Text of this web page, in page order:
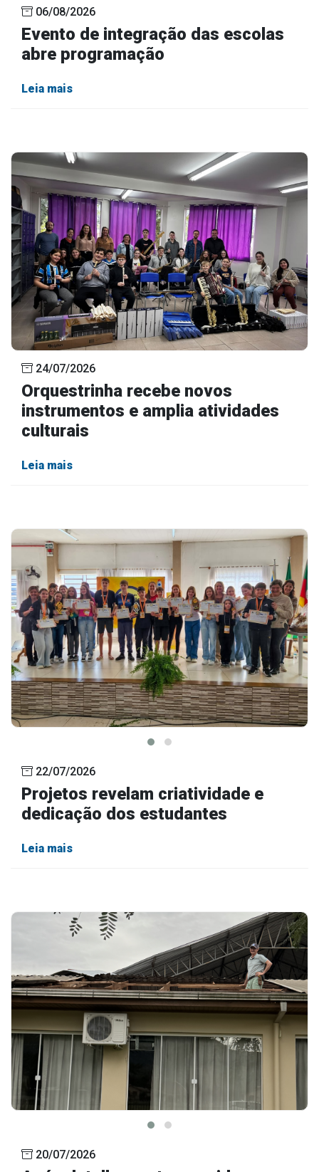
Página Inicial
06/08/2026
Evento de integração das escolas
abre programação
Leia mais
24/07/2026
Orquestrinha recebe novos
instrumentos e amplia atividades
culturais
Leia mais
22/07/2026
Projetos revelam criatividade e
dedicação dos estudantes
Leia mais
20/07/2026